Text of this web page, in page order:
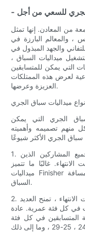
الجري للسعي من أجل
من المعادن. إنها تمثل
، والمعالم البارزة في
والجهد المبذول في
ميداليات السباق ،
التي يمكن للمتسابقين
لعرض هذه الممتلكات
العزيزة وعرضها.
ميداليات سباق الجري
الجري التي يمكن
منهم تصميمه وأهميته
1. الميداليات النهائية: تُمنح هذه الميداليات لجميع المشاركين الذين
غالبًا ما تتميز
ميداليات Finisher بشعار أو موضوع السباق ، بالإضافة إلى مسافة
السباق.
2. ميداليات الفئة العمرية: بالإضافة إلى ميداليات الانتهاء ، تمنح العديد
في كل فئة عمرية. عادة
المتسابقين في كل فئة